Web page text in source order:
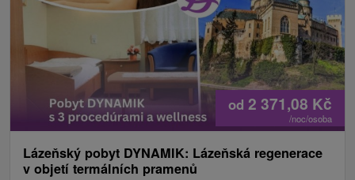
od 2 371,08 Kč
/noc/osoba
Lázeňský pobyt DYNAMIK: Lázeňská regenerace
v objetí termálních pramenů